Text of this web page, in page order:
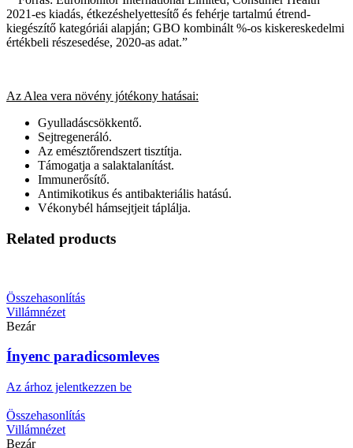
2021-es kiadás, étkezéshelyettesítő és fehérje tartalmú étrend-
kiegészítő kategóriái alapján; GBO kombinált %-os kiskereskedelmi
értékbeli részesedése, 2020-as adat.”
Az Alea vera növény jótékony hatásai:
Gyulladáscsökkentő.
Sejtregeneráló.
Az emésztőrendszert tisztítja.
Támogatja a salaktalanítást.
Immunerősítő.
Antimikotikus és antibakteriális hatású.
Vékonybél hámsejtjeit táplálja.
Related products
Összehasonlítás
Villámnézet
Bezár
Ínyenc paradicsomleves
Az árhoz jelentkezzen be
Összehasonlítás
Villámnézet
Bezár